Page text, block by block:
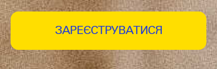
ЗАРЕЄСТРУВАТИСЯ